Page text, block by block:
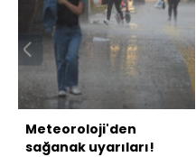
Meteoroloji'den
sağanak uyarıları!